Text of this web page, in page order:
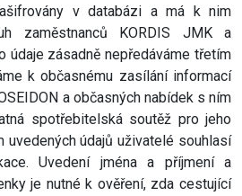
v databázi a má k nim
zaměstnanců KORDIS JMK a
údaje zásadně nepředáváme třetím
k občasnému zasílání informací
a občasných nabídek s ním
spotřebitelská soutěž pro jeho
uvedených údajů uživatelé souhlasí
Uvedení jména a příjmení a
je nutné k ověření, zda cestující